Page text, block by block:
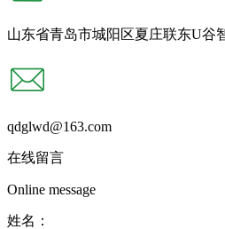
山东省青岛市城阳区夏庄联东U谷
qdglwd@163.com
在线留言
Online message
姓名：